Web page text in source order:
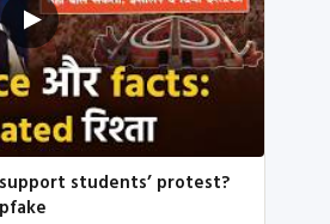
students’ protest?